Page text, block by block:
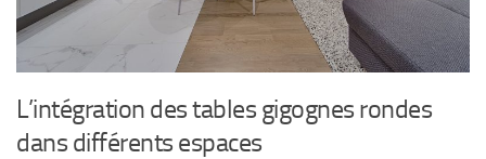
L’intégration des tables gigognes rondes
dans différents espaces